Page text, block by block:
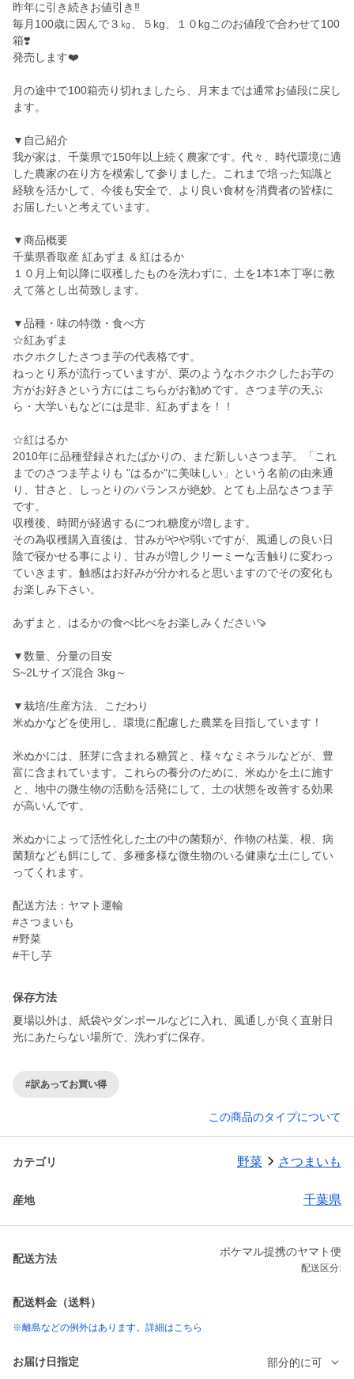
昨年に引き続きお値引き‼️
毎月100歳に因んで３㎏、５kg、１０kgこのお値段で合わせて100
箱❣️
発売します❤️
月の途中で100箱売り切れましたら、月末までは通常お値段に戻し
ます。
▼自己紹介
我が家は、千葉県で150年以上続く農家です。代々、時代環境に適
した農家の在り方を模索して参りました。これまで培った知識と
経験を活かして、今後も安全で、より良い食材を消費者の皆様に
お届したいと考えています。
▼商品概要
千葉県香取産 紅あずま & 紅はるか
１０月上旬以降に収穫したものを洗わずに、土を1本1本丁寧に教
えて落とし出荷致します。
▼品種・味の特徴・食べ方
☆紅あずま
ホクホクしたさつま芋の代表格です。
ねっとり系が流行っていますが、栗のようなホクホクしたお芋の
方がお好きという方にはこちらがお勧めです。さつま芋の天ぷ
ら・大学いもなどには是非、紅あずまを！！
☆紅はるか
2010年に品種登録されたばかりの、まだ新しいさつま芋。「これ
までのさつま芋よりも "はるか"に美味しい」という名前の由来通
り、甘さと、しっとりのバランスが絶妙。とても上品なさつま芋
です。
収穫後、時間が経過するにつれ糖度が増します。
その為収穫購入直後は、甘みがやや弱いですが、風通しの良い日
陰で寝かせる事により、甘みが増しクリーミーな舌触りに変わっ
ていきます。触感はお好みが分かれると思いますのでその変化も
お楽しみ下さい。
あずまと、はるかの食べ比べをお楽しみください🍠
▼数量、分量の目安
S~2Lサイズ混合 3kg～
▼栽培/生産方法、こだわり
米ぬかなどを使用し、環境に配慮した農業を目指しています！
米ぬかには、胚芽に含まれる糖質と、様々なミネラルなどが、豊
富に含まれています。これらの養分のために、米ぬかを土に施す
と、地中の微生物の活動を活発にして、土の状態を改善する効果
が高いんです。
米ぬかによって活性化した土の中の菌類が、作物の枯葉、根、病
菌類なども餌にして、多種多様な微生物のいる健康な土にしてい
ってくれます。
配送方法：ヤマト運輸
#さつまいも
#野菜
#干し芋
保存方法
夏場以外は、紙袋やダンボールなどに入れ、風通しが良く直射日
#訳あってお買い得
この商品のタイプについて
カテゴリ 野菜 さつまいも
産地 千葉県
配送方法
ポケマル提携のヤマト便
配送区分:
配送料金（送料）
※離島などの例外はあります。詳細はこちら
お届け日指定 部分的に可